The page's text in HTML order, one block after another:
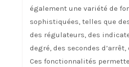
également une variété de
sophistiquées, telles que
des régulateurs, des
degré, des secondes
Ces fonctionnalités